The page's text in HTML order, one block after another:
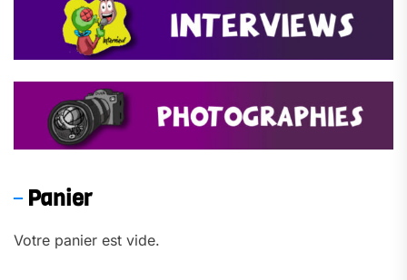
Panier
Votre panier est vide.